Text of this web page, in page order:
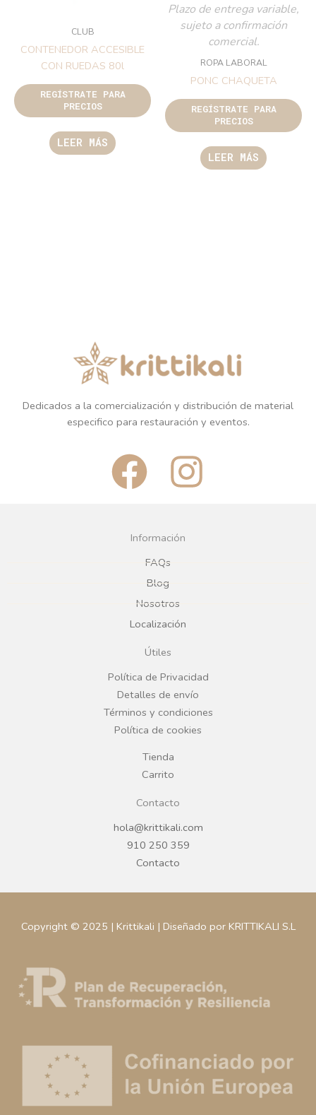
CLUB
CONTENEDOR ACCESIBLE
CON RUEDAS 80l
REGÍSTRATE PARA
PRECIOS
LEER MÁS
Plazo de entrega variable,
sujeto a confirmación
comercial.
ROPA LABORAL
PONC CHAQUETA
REGÍSTRATE PARA
PRECIOS
LEER MÁS
Dedicados a la comercialización y distribución de material
especifico para restauración y eventos.
F
a
c
e
b
o
o
k
I
n
g
r
a
Información
FAQs
Blog
Nosotros
Localización
Útiles
Política de Privacidad
Detalles de envío
Términos y condiciones
Política de cookies
Tienda
Carrito
Contacto
hola@krittikali.com
910 250 359
Contacto
Copyright © 2025 | Krittikali | Diseñado por KRITTIKALI S.L